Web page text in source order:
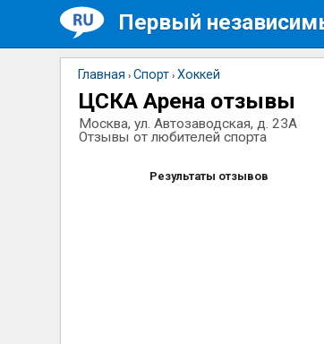
Первый
Главная ›Спорт ›Хоккей
ЦСКА Арена отзывы
Москва, ул. Автозаводская, д. 23А
Отзывы от любителей спорта
Результаты отзывов